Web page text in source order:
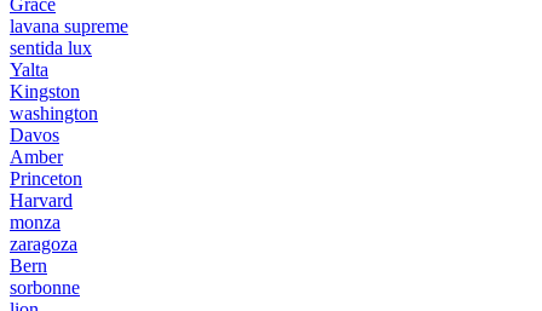
Grace
lavana supreme
sentida lux
Yalta
Kingston
washington
Davos
Amber
Princeton
Harvard
monza
zaragoza
Bern
sorbonne